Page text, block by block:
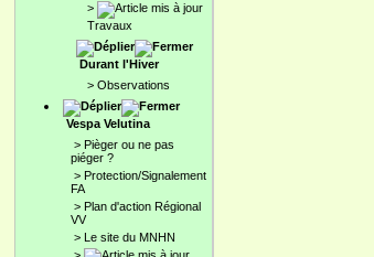
>
Travaux
Durant l'Hiver
> Observations
Vespa Velutina
> Pièger ou ne pas
piéger ?
> Protection/Signalement
FA
> Plan d'action Régional
VV
> Le site du MNHN